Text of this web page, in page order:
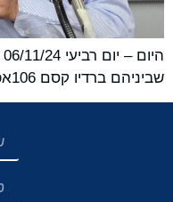
שביניהם ברדיו קסם 106אפאם: